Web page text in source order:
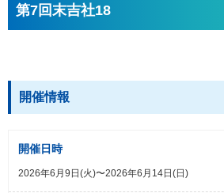
第7回末吉社18
開催情報
開催日時
2026年6月9日(火)〜2026年6月14日(日)